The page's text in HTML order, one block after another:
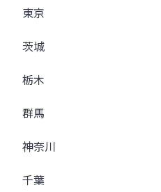
東京
茨城
栃木
群馬
神奈川
千葉